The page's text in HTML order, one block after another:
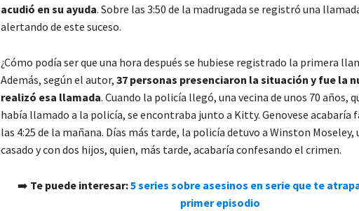
acudió en su ayuda. Sobre las 3:50 de la madrugada se registró una
alertando de este suceso.
¿Cómo podía ser que una hora después se hubiese registrado la primera
Además, según el autor, 37 personas presenciaron la situación y fue la
realizó esa llamada. Cuando la policía llegó, una vecina de unos 70 años,
había llamado a la policía, se encontraba junto a Kitty. Genovese acabaría
las 4:25 de la mañana. Días más tarde, la policía detuvo a Winston Moseley,
casado y con dos hijos, quien, más tarde, acabaría confesando el crimen.
➡️ Te puede interesar:5 series sobre asesinos en serie que te
primer episodio